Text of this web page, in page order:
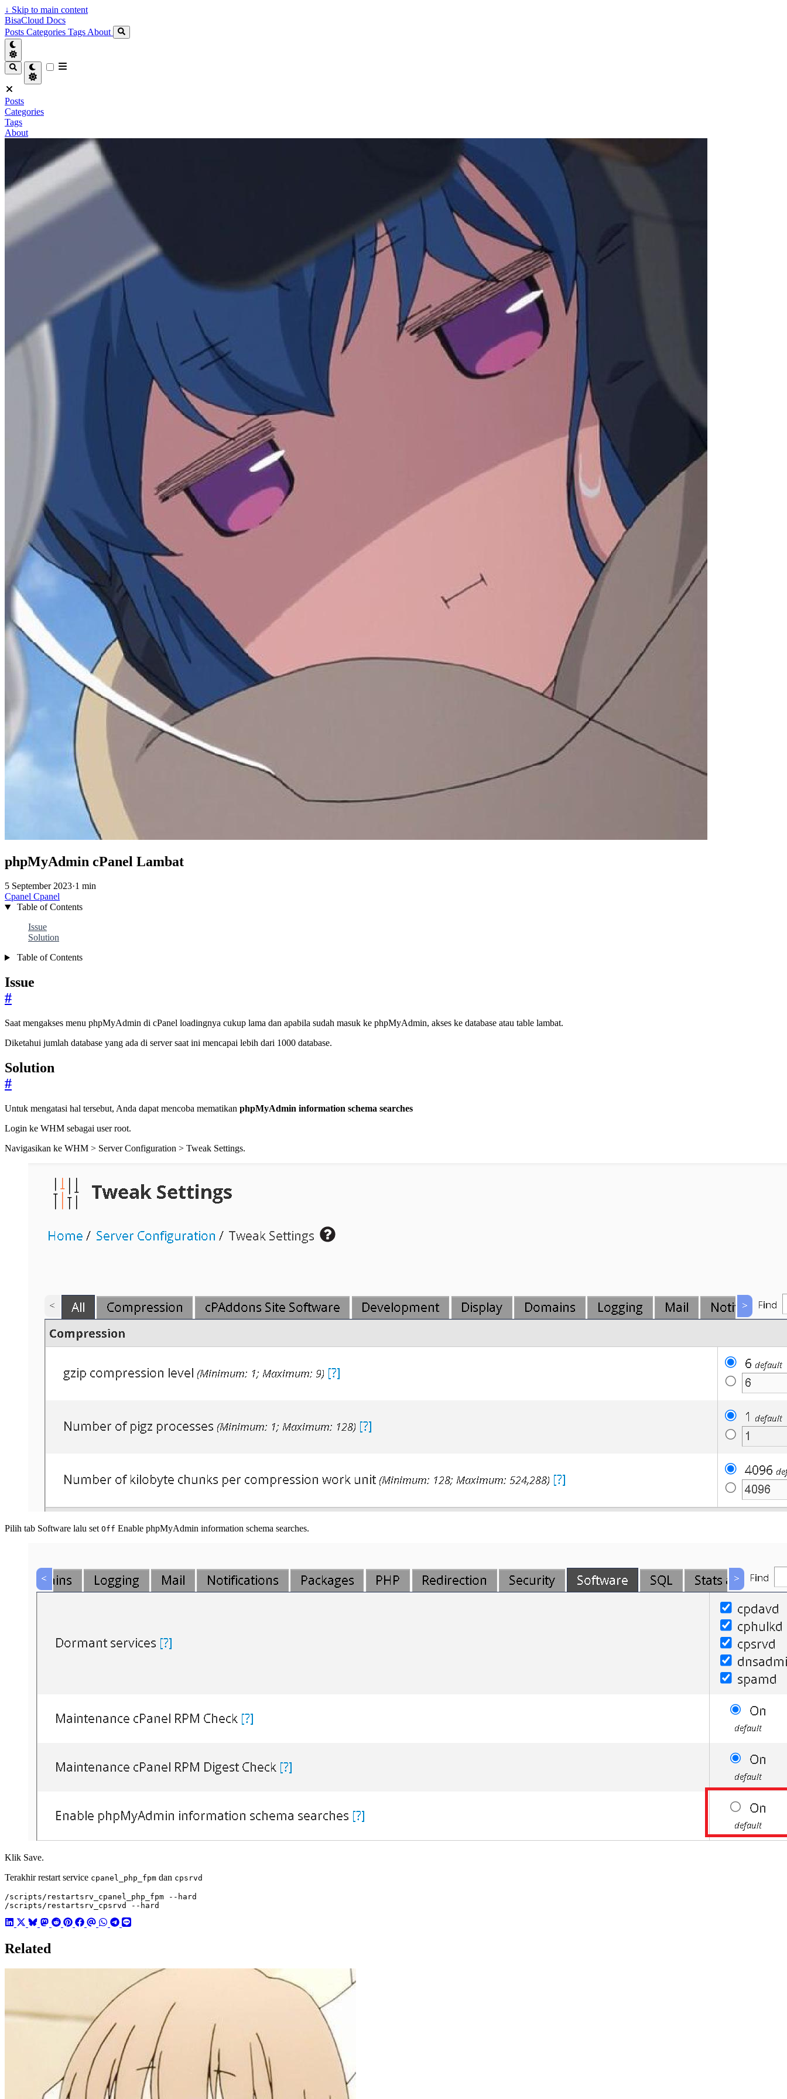
↓ Skip to main content
BisaCloud Docs
Posts Categories Tags About
Posts
Categories
Tags
About
phpMyAdmin cPanel Lambat
5 September 2023·1 min
Cpanel Cpanel
Table of Contents
Issue
Solution
Table of Contents
Issue
#
Saat mengakses menu phpMyAdmin di cPanel loadingnya cukup lama dan apabila sudah masuk ke phpMyAdmin, akses ke database atau table lambat.
Diketahui jumlah database yang ada di server saat ini mencapai lebih dari 1000 database.
Solution
#
Untuk mengatasi hal tersebut, Anda dapat mencoba mematikan phpMyAdmin information schema searches
Login ke WHM sebagai user root.
Navigasikan ke WHM > Server Configuration > Tweak Settings.
Pilih tab Software lalu set Off Enable phpMyAdmin information schema searches.
Klik Save.
Terakhir restart service cpanel_php_fpm dan cpsrvd
/scripts/restartsrv_cpsrvd --hard
Related